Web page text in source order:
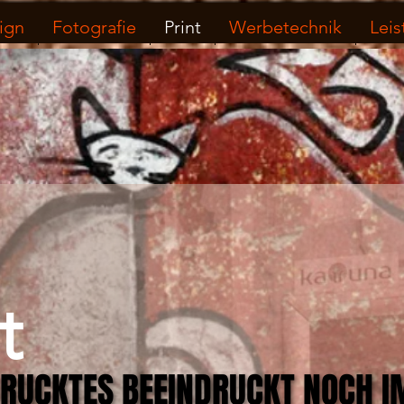
Fotografie Print Werbetechnik
BEEINDRUCKT NOCH
BEEINDRUCKT NOCH